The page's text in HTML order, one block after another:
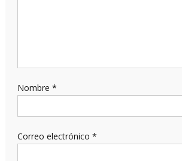
Nombre *
Correo electrónico *